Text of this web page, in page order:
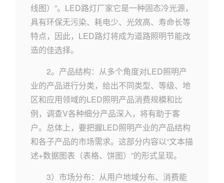
线图）”。LED路灯厂家它是一种固态冷光源，
具有环保无污染、耗电少、光效高、寿命长等
特点，因此，LED路灯将成为道路照明节能改
造的佳选择。
2。产品结构：从多个角度对LED照明产
业的产品进行分类，给出不同类型、等级、地
区和应用领域的LED照明产品消费规模和比
例，调查V各种细分产品深入，将有助于客
户。总体上，要把握LED照明产业的产品结构
和各子产品的市场需求。这部分内容以“文本描
述+数据图表（表格、饼图）”的形式呈现。
3）市场分布：从用户地域分布、消费能